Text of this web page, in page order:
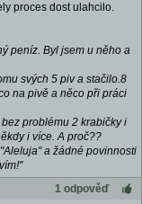
proces dost ulahcilo.
peníz. Byl jsem u něho a
svých 5 piv a stačilo.8
na pivě a něco při práci
problému 2 krabičky i
i více. A proč??
a žádné povinnosti
1 odpověď